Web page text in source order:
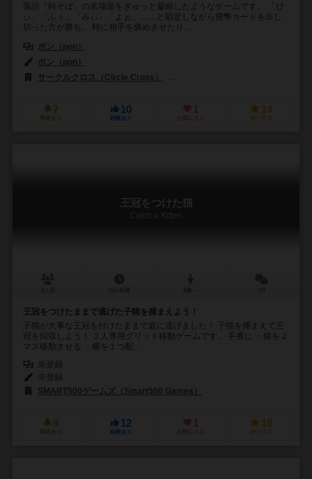
落語『時そば」の名場面をぎゅっと凝縮したようなゲームです。 「ひ
ぃ」「ふぅ」「みぃ」「よぉ」……と勘定しながら貨幣カードを出し
切った方が勝ち。 時に相手を褒めさせたり...
ポン（pon）
ポン（pon）
サークルクロス（Circle Cross）
7
興味あり
10
経験あり
1
お気に入り
14
持ってる
王冠をつけた猫
Catch a Kitten
王冠をつけたままで逃げた子猫を捕まえよう！
子猫が大事な王冠を付けたままで庭に逃げました！ 子猫を捕まえて王
冠を回収しよう！ ２人専用グリッド移動ゲームです。 手番に ・猫を２
マス移動させる ・柵を１つ配...
SMART500ゲームズ（Smart500 Games）
9
興味あり
12
経験あり
1
お気に入り
19
持ってる